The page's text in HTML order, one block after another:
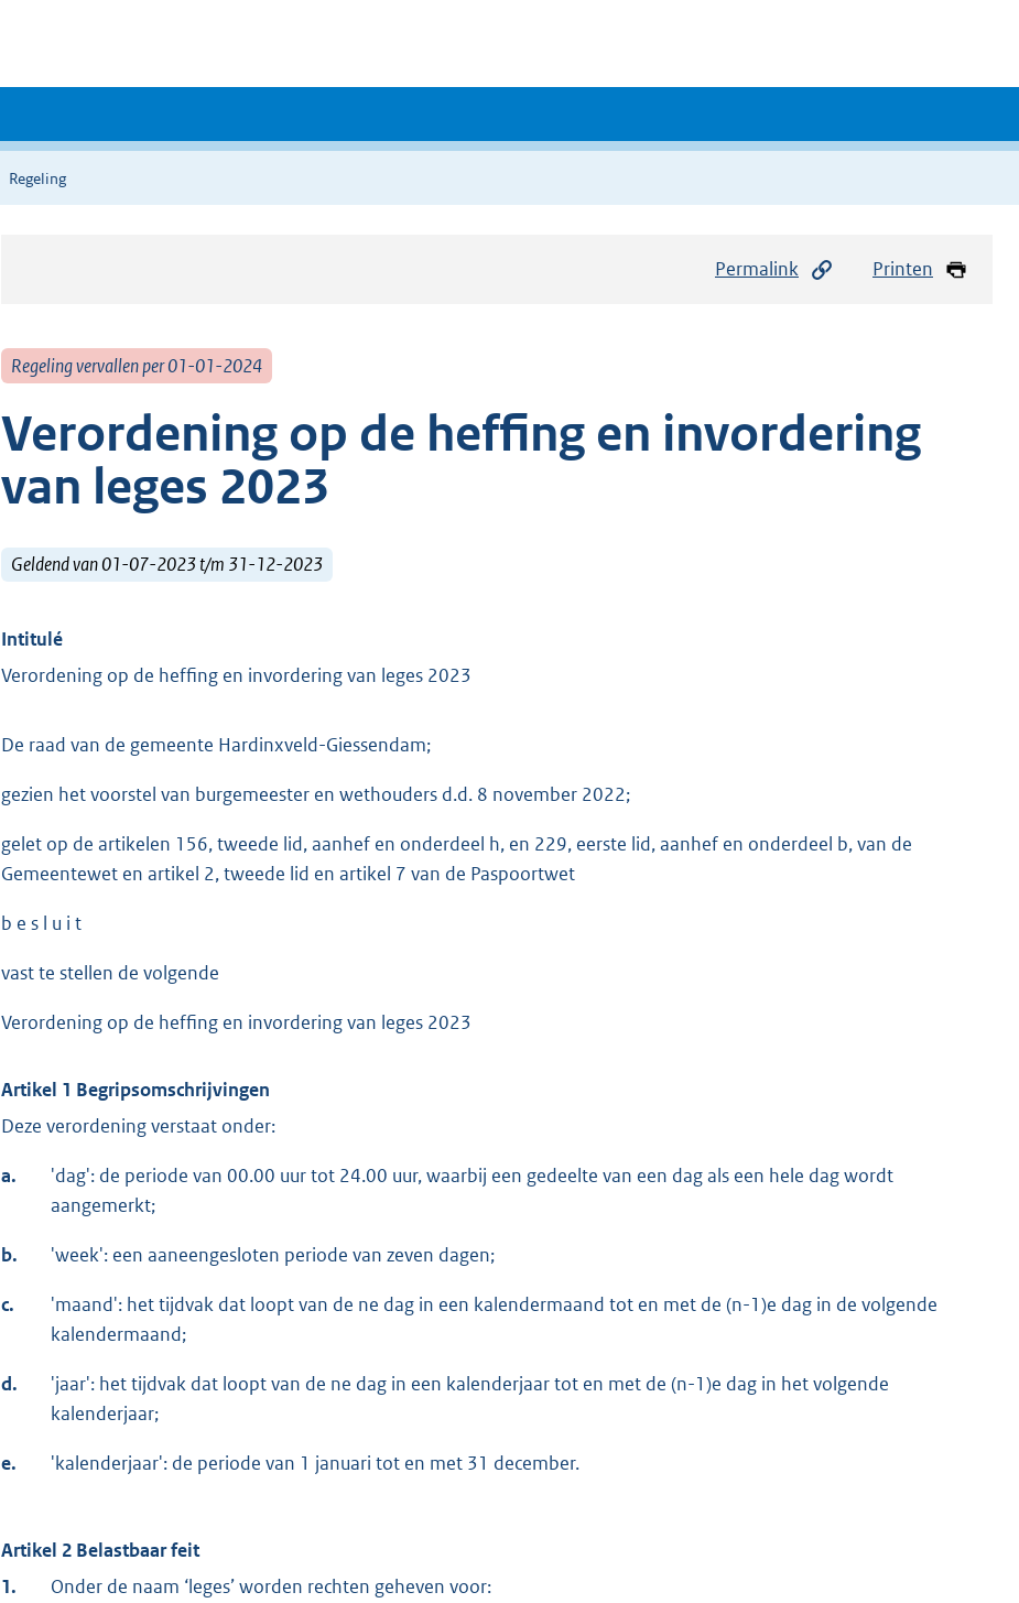
Regeling
Permalink Printen
Regeling vervallen per 01-01-2024
Verordening op de heffing en invordering
van leges 2023
Geldend van 01-07-2023 t/m 31-12-2023
Intitulé
Verordening op de heffing en invordering van leges 2023
De raad van de gemeente Hardinxveld-Giessendam;
gezien het voorstel van burgemeester en wethouders d.d. 8 november 2022;
gelet op de artikelen 156, tweede lid, aanhef en onderdeel h, en 229, eerste lid, aanhef en onderdeel b, van de
Gemeentewet en artikel 2, tweede lid en artikel 7 van de Paspoortwet
b e s l u i t
vast te stellen de volgende
Verordening op de heffing en invordering van leges 2023
Artikel 1 Begripsomschrijvingen
Deze verordening verstaat onder:
a.
'dag': de periode van 00.00 uur tot 24.00 uur, waarbij een gedeelte van een dag als een hele dag wordt
aangemerkt;
b. 'week': een aaneengesloten periode van zeven dagen;
c.
'maand': het tijdvak dat loopt van de ne dag in een kalendermaand tot en met de (n-1)e dag in de volgende
kalendermaand;
d.
'jaar': het tijdvak dat loopt van de ne dag in een kalenderjaar tot en met de (n-1)e dag in het volgende
kalenderjaar;
e. 'kalenderjaar': de periode van 1 januari tot en met 31 december.
Artikel 2 Belastbaar feit
1.
Onder de naam ‘leges’ worden rechten geheven voor: